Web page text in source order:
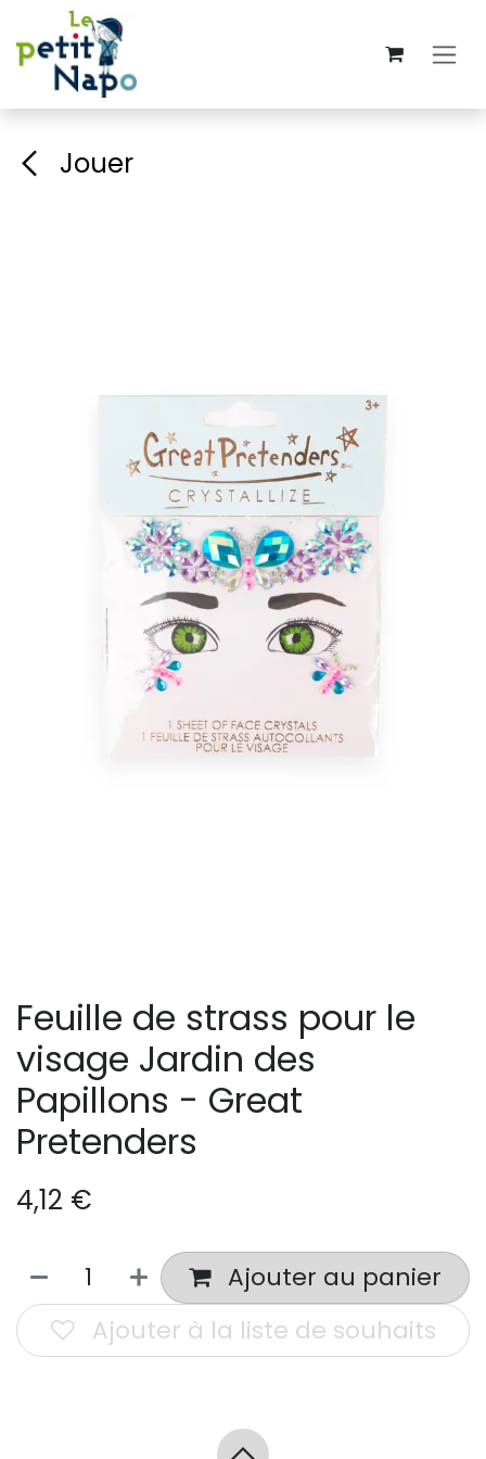
Se rendre au contenu
Jouer
Feuille de strass pour le
visage Jardin des
Papillons - Great
Pretenders
4,12 €
Ajouter au panier
Ajouter à la liste de souhaits